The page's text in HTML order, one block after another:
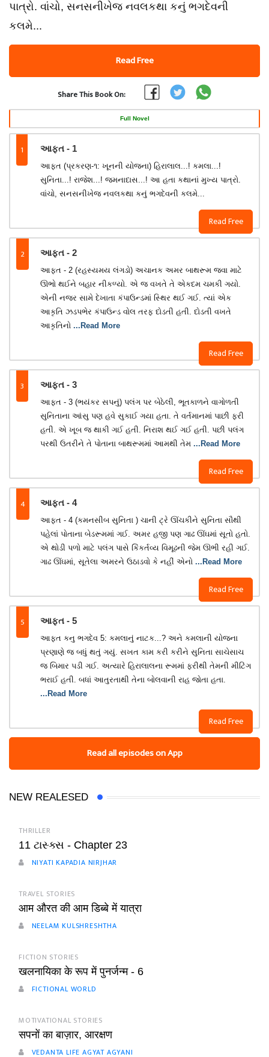
પાત્રો. વાંચો, સનસનીખેજ નવલકથા કનું ભગદેવની
કલમે...
Read Free
Share This Book On:
Full Novel
1 આફત - 1
Read Free
આફત (પ્રકરણ-૧: ખૂનની યોજના) હિરાલાલ...! કમલા...!
સુનિતા...! રાજેશ...! જમનાદાસ...! આ હતા કથાનાં મુખ્ય પાત્રો.
વાંચો, સનસનીખેજ નવલકથા કનું ભગદેવની કલમે...
2 આફત - 2
Read Free
આફત - 2 (રહસ્યમય લંગડો) અચાનક અમર બાથરૂમ જવા માટે
ઊભો થઈને બહાર નીકળ્યો. એ જ વખતે તે એકદમ ચમકી ગયો.
એની નજર સામે દેખાતા કંપાઉન્ડમાં સ્થિર થઈ ગઈ. ત્યાં એક
આકૃતિ ઝડપભેર કંપાઉન્ડ વોલ તરફ દોડતી હતી. દોડતી વખતે
આકૃતિનો ...Read More
3 આફત - 3
Read Free
આફત - 3 (ભયંકર સપનું) પલંગ પર બેઠેલી, ભૂતકાળને વાગોળતી
સુનિતાના આંસુ પણ હવે સુકાઈ ગયા હતા. તે વર્તમાનમાં પાછી ફરી
હતી. એ ખૂબ જ થાકી ગઈ હતી. નિરાશ થઈ ગઈ હતી. પછી પલંગ
પરથી ઉતરીને તે પોતાના બાથરૂમમાં આમથી તેમ ...Read More
4 આફત - 4
Read Free
આફત - 4 (કમનસીબ સુનિતા ) ચાની ટ્રે ઊંચકીને સુનિતા સૌથી
પહેલાં પોતાના બેડરૂમમાં ગઈ. અમર હજી પણ ગાઢ ઊંઘમાં સૂતો હતો.
એ થોડી પળો માટે પલંગ પાસે કિંકર્તવ્ય વિમૂઢની જેમ ઊભી રહી ગઈ.
ગાઢ ઊંઘમાં, સૂતેલા અમરને ઉઠાડવો કે નહીં એનો ...Read More
5 આફત - 5
Read Free
આફત કનુ ભગદેવ 5: કમલાનું નાટક...? અને કમલાની યોજના
પ્રણાણે જ બધું થતું ગયું. સખત કામ કરી કરીને સુનિતા સાચેસાચ
જ બિમાર પડી ગઈ. અત્યારે હિરાલાલના રૂમમાં ફરીથી તેમની મીટિંગ
ભરાઈ હતી. બધાં આતુરતાથી તેના બોલવાની રાહ જોતા હતા.
...Read More
Read all episodes on App
NEW REALESED
THRILLER
11 ટાસ્ક્સ - Chapter 23
NIYATI KAPADIA NIRJHAR
TRAVEL STORIES
आम औरत की आम डिब्बे में यात्रा
NEELAM KULSHRESHTHA
FICTION STORIES
खलनायिका के रूप में पुनर्जन्म - 6
FICTIONAL WORLD
MOTIVATIONAL STORIES
सपनों का बाज़ार, आरक्षण
VEDANTA LIFE AGYAT AGYANI